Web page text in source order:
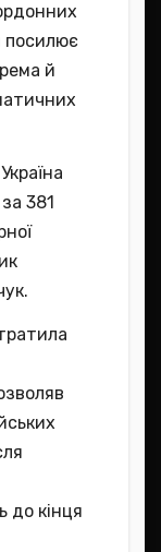
посилює
й
381
до кінця